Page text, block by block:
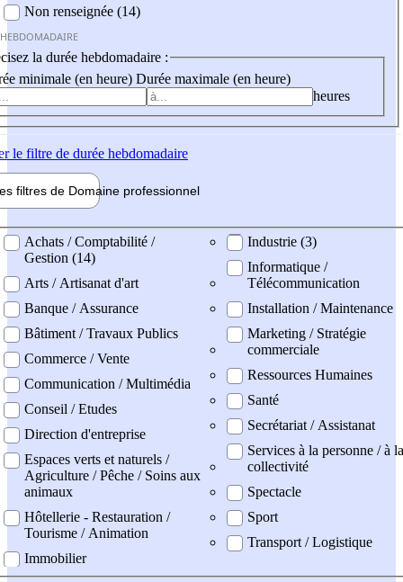
Non renseignée (14)
la durée hebdomadaire :
minimale (en heure) Durée maximale (en heure)
heures
le filtre de durée hebdomadaire
filtres de Domaine professionnel
professionel
Achats / Comptabilité /
Gestion (14)
Arts / Artisanat d'art
Banque / Assurance
Bâtiment / Travaux Publics
Commerce / Vente
Communication / Multimédia
Conseil / Etudes
Direction d'entreprise
Espaces verts et naturels /
Agriculture / Pêche / Soins aux
animaux
Hôtellerie - Restauration /
Tourisme / Animation
Immobilier
Industrie (3)
Informatique /
Télécommunication
Installation / Maintenance
Marketing / Stratégie
commerciale
Ressources Humaines
Santé
Secrétariat / Assistanat
Services à la personne / à la
collectivité
Spectacle
Sport
Transport / Logistique